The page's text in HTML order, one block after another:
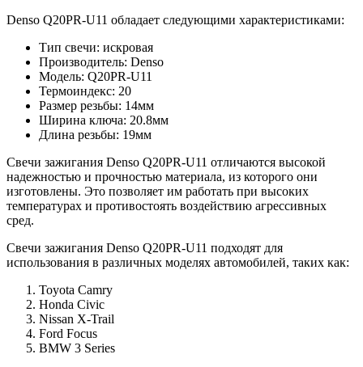
Denso Q20PR-U11 обладает следующими характеристиками:
Тип свечи: искровая
Производитель: Denso
Модель: Q20PR-U11
Термоиндекс: 20
Размер резьбы: 14мм
Ширина ключа: 20.8мм
Длина резьбы: 19мм
Свечи зажигания Denso Q20PR-U11 отличаются высокой
надежностью и прочностью материала, из которого они
изготовлены. Это позволяет им работать при высоких
температурах и противостоять воздействию агрессивных
сред.
Свечи зажигания Denso Q20PR-U11 подходят для
использования в различных моделях автомобилей, таких как:
Toyota Camry
Honda Civic
Nissan X-Trail
Ford Focus
BMW 3 Series